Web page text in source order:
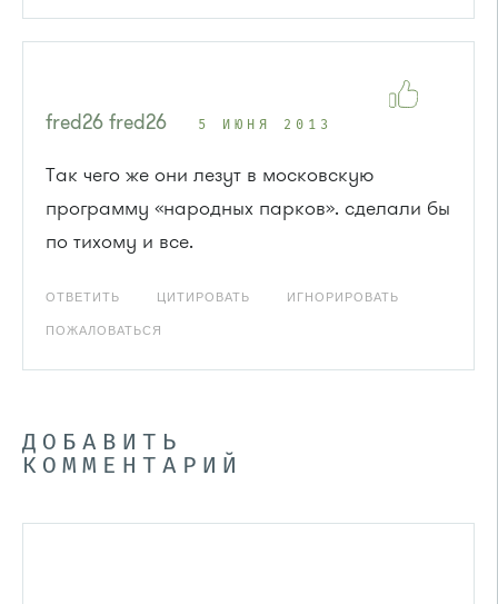
fred26 fred26 5 ИЮНЯ 2013
Так чего же они лезут в московскую
программу «народных парков». сделали бы
по тихому и все.
ОТВЕТИТЬ ЦИТИРОВАТЬ ИГНОРИРОВАТЬ
ПОЖАЛОВАТЬСЯ
ДОБАВИТЬ
КОММЕНТАРИЙ